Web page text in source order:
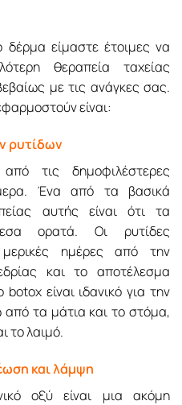
είμαστε έτοιμες να
θεραπεία ταχείας
με τις ανάγκες σας.
είναι:
ρυτίδων
τις δημοφιλέστερες
Ένα από τα βασικά
αυτής είναι ότι τα
ορατά. Οι ρυτίδες
ημέρες από την
και το αποτέλεσμα
είναι ιδανικό για την
τα μάτια και το στόμα,
το λαιμό.
και λάμψη
οξύ είναι μια ακόμη